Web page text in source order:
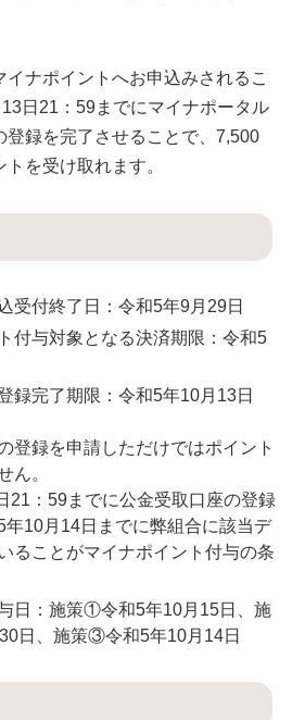
イナポイントへお申込みされるこ
日21：59までにマイナポータル
登録を完了させることで、7,500
を受け取れます。
付終了日：令和5年9月29日
付与対象となる決済期限：令和5
録完了期限：令和5年10月13日
登録を申請しただけではポイント
ん。
21：59までに公金受取口座の登録
年10月14日までに弊組合に該当デ
ることがマイナポイント付与の条
日：施策①令和5年10月15日、施
日、施策③令和5年10月14日